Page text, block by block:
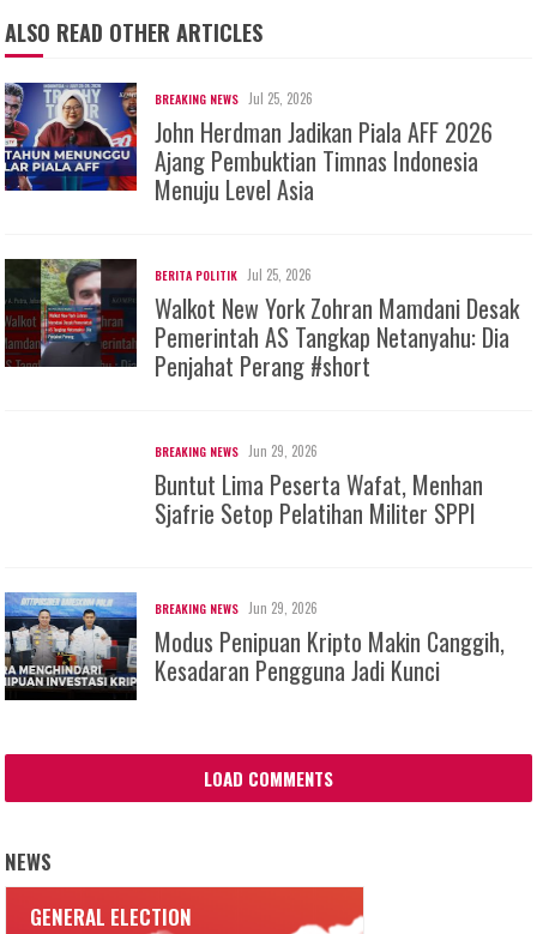
ALSO READ OTHER ARTICLES
BREAKING NEWS Jul 25, 2026
John Herdman Jadikan Piala AFF 2026
Ajang Pembuktian Timnas Indonesia
Menuju Level Asia
BERITA POLITIK Jul 25, 2026
Walkot New York Zohran Mamdani Desak
Pemerintah AS Tangkap Netanyahu: Dia
Penjahat Perang #short
BREAKING NEWS Jun 29, 2026
Buntut Lima Peserta Wafat, Menhan
Sjafrie Setop Pelatihan Militer SPPI
BREAKING NEWS Jun 29, 2026
Modus Penipuan Kripto Makin Canggih,
Kesadaran Pengguna Jadi Kunci
LOAD COMMENTS
NEWS
GENERAL ELECTION